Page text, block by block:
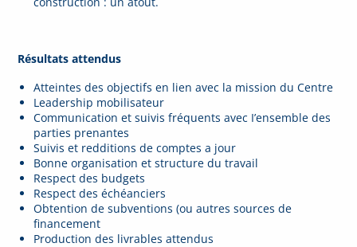
Résultats attendus
Atteintes des objectifs en lien avec la mission du Centre
Leadership mobilisateur
Communication et suivis fréquents avec I’ensemble des
parties prenantes
Suivis et redditions de comptes a jour
Bonne organisation et structure du travail
Respect des budgets
Respect des échéanciers
Obtention de subventions (ou autres sources de
financement
Production des livrables attendus